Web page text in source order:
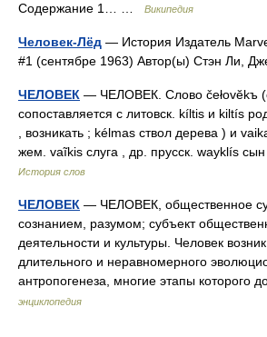
Содержание 1… …
Википедия
Человек-Лёд — История Издатель
#1 (сентябре 1963) Автор(ы) Стэн Ли,
ЧЕЛОВЕК — ЧЕЛОВЕК. Слово čełovĕkъ
сопоставляется с литовск. kíltis и kiltís
, возникать ; kélmas ствол дерева ) и
жем. vaĩkis слуга , др. прусск. wayklís
История слов
ЧЕЛОВЕК — ЧЕЛОВЕК, общественное
сознанием, разумом; субъект
деятельности и культуры. Человек
длительного и неравномерного
антропогенеза, многие этапы
энциклопедия